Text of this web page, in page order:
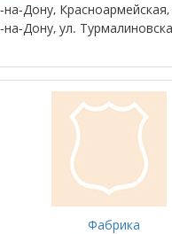
Дону, Красноармейская,
Дону, ул.
Фабрика